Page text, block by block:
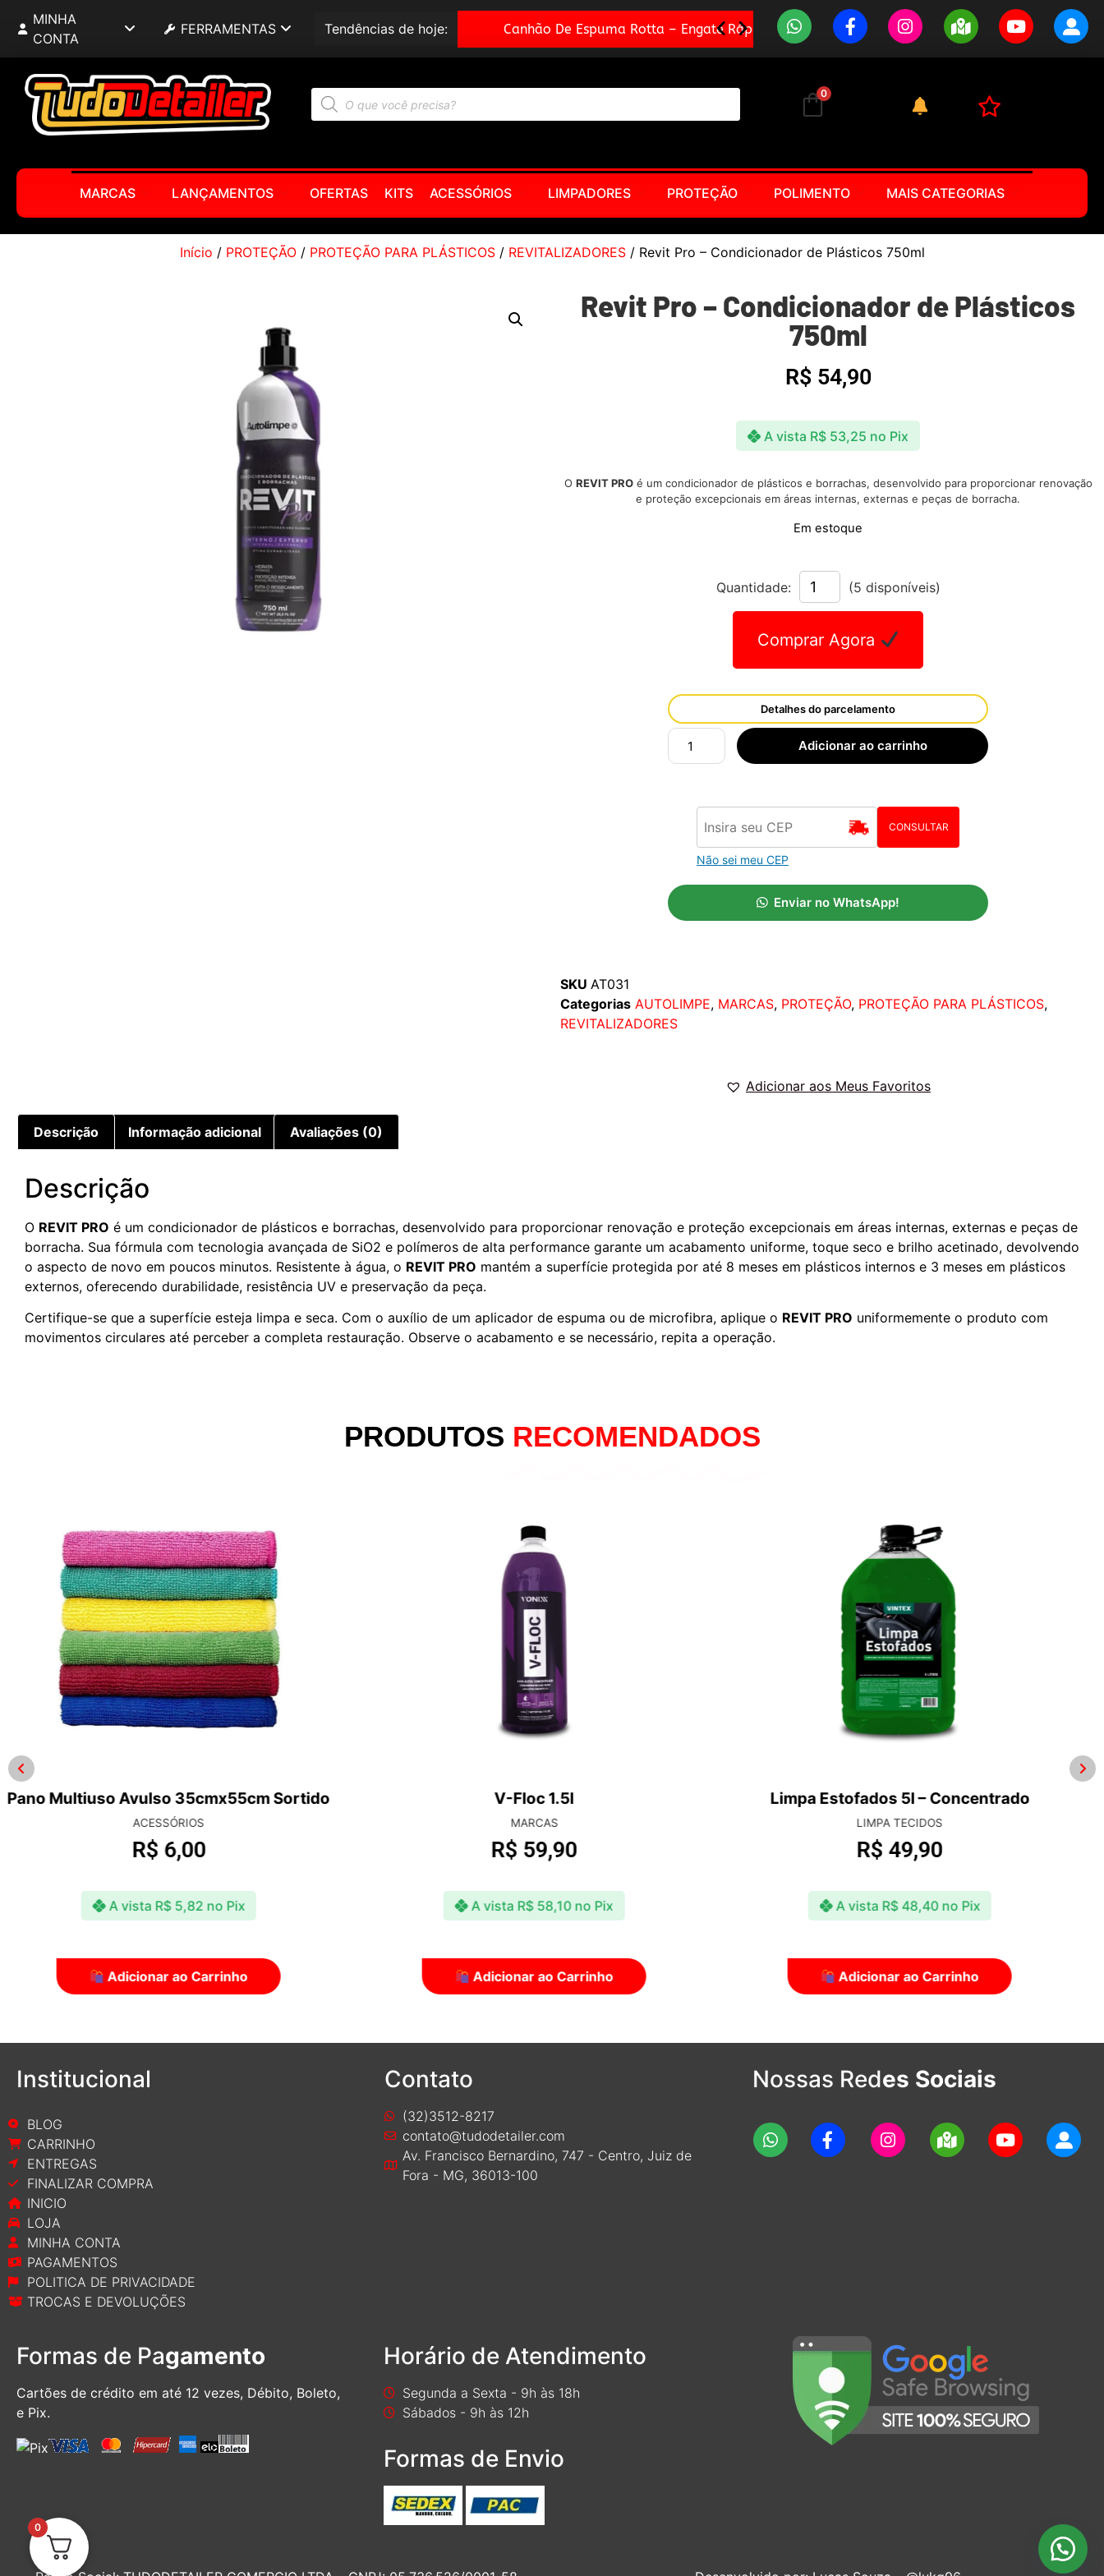
MINHA
CONTA
FERRAMENTAS Tendências de hoje: Canhão De Espuma Rotta – Engate Rápido
0
MARCAS LANÇAMENTOS OFERTAS KITS ACESSÓRIOS LIMPADORES PROTEÇÃO POLIMENTO MAIS CATEGORIAS
Início / PROTEÇÃO/ PROTEÇÃO PARA PLÁSTICOS/ REVITALIZADORES/ Revit Pro – Condicionador de Plásticos 750ml
Revit Pro – Condicionador de Plásticos
750ml
R$ 54,90
A vista R$ 53,25 no Pix
O REVIT PROé um condicionador de plásticos e borrachas, desenvolvido para proporcionar renovação
e proteção excepcionais em áreas internas, externas e peças de borracha.
Em estoque
Quantidade: (5 disponíveis)
Comprar Agora
Detalhes do parcelamento
Adicionar ao carrinho
CONSULTAR
Não sei meu CEP
Enviar no WhatsApp!
SKU AT031
Categorias AUTOLIMPE, MARCAS, PROTEÇÃO, PROTEÇÃO PARA PLÁSTICOS,
REVITALIZADORES
Adicionar aos Meus Favoritos
Descrição Informação adicional Avaliações (0)
Descrição
O REVIT PRO é um condicionador de plásticos e borrachas, desenvolvido para proporcionar renovação e proteção excepcionais em áreas internas, externas e peças de
borracha. Sua fórmula com tecnologia avançada de SiO2 e polímeros de alta performance garante um acabamento uniforme, toque seco e brilho acetinado, devolvendo
o aspecto de novo em poucos minutos. Resistente à água, o REVIT PRO mantém a superfície protegida por até 8 meses em plásticos internos e 3 meses em plásticos
externos, oferecendo durabilidade, resistência UV e preservação da peça.
Certifique-se que a superfície esteja limpa e seca. Com o auxílio de um aplicador de espuma ou de microfibra, aplique o REVIT PRO uniformemente o produto com
movimentos circulares até perceber a completa restauração. Observe o acabamento e se necessário, repita a operação.
PRODUTOS RECOMENDADOS
V-Floc 1.5l
MARCAS
R$59,90
A vista R$58,10 no Pix
Adicionar ao Carrinho
Limpa Estofados 5l – Concentrado
LIMPA TECIDOS
R$49,90
A vista R$48,40 no Pix
Adicionar ao Carrinho
Verse 500ml – Protetor Para Plásticos
Internos E Externos
CONDICIONADORES
R$ 79,90
A vista R$77,50 no Pix
Adicionar ao Carrinho
Institucional
BLOG
CARRINHO
ENTREGAS
FINALIZAR COMPRA
INICIO
LOJA
MINHA CONTA
PAGAMENTOS
POLITICA DE PRIVACIDADE
TROCAS E DEVOLUÇÕES
Contato
(32)3512-8217
contato@tudodetailer.com
Av. Francisco Bernardino, 747 - Centro, Juiz de
Fora - MG, 36013-100
Nossas Redes Sociais
Formas de Pagamento
Cartões de crédito em até 12 vezes, Débito, Boleto,
e Pix.
Horário de Atendimento
Segunda a Sexta - 9h às 18h
Sábados - 9h às 12h
Formas de Envio
0